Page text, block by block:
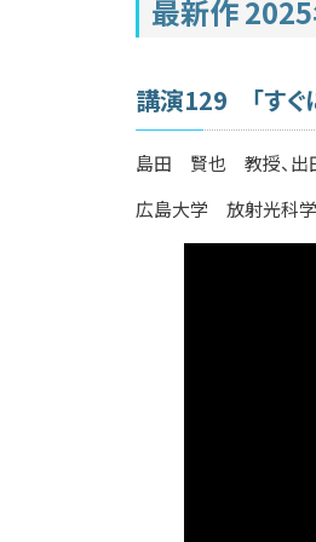
最新作
講演129 「すぐ
島田 賢也 教授、
広島大学 放射光科